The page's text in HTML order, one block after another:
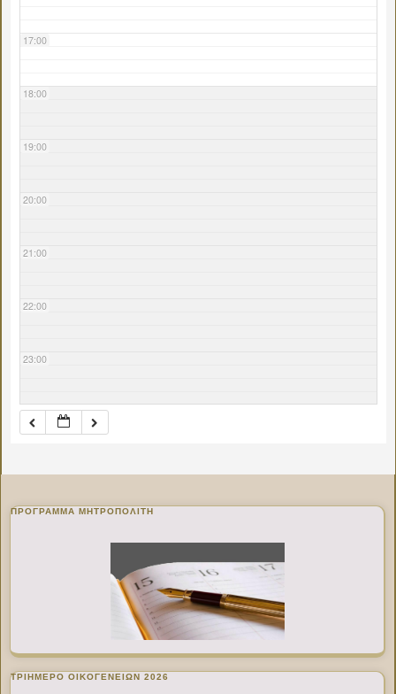
17:00
18:00
19:00
20:00
21:00
22:00
23:00
ΠΡΌΓΡΑΜΜΑ ΜΗΤΡΟΠΟΛΊΤΗ
ΤΡΙΗΜΕΡΟ ΟΙΚΟΓΕΝΕΙΩΝ 2026